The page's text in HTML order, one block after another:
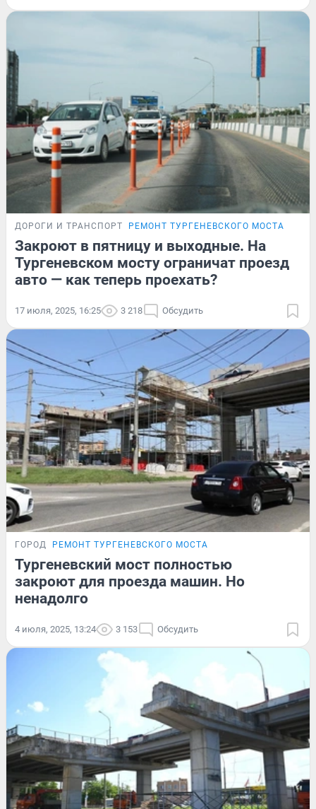
ДОРОГИ И ТРАНСПОРТ РЕМОНТ ТУРГЕНЕВСКОГО МОСТА
Закроют в пятницу и выходные. На
Тургеневском мосту ограничат проезд
авто — как теперь проехать?
17 июля, 2025, 16:25 3 218 Обсудить
ГОРОД РЕМОНТ ТУРГЕНЕВСКОГО МОСТА
Тургеневский мост полностью
закроют для проезда машин. Но
ненадолго
4 июля, 2025, 13:24 3 153 Обсудить